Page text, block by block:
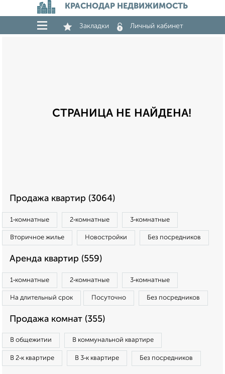
КРАСНОДАР НЕДВИЖИМОСТЬ
Закладки Личный кабинет
СТРАНИЦА НЕ НАЙДЕНА!
Продажа квартир (3064)
1‑комнатные 2‑комнатные 3‑комнатные
Вторичное жилье Новостройки Без посредников
Аренда квартир (559)
1‑комнатные 2‑комнатные 3‑комнатные
На длительный срок Посуточно Без посредников
Продажа комнат (355)
В общежитии В коммунальной квартире
В 2‑к квартире В 3‑к квартире Без посредников